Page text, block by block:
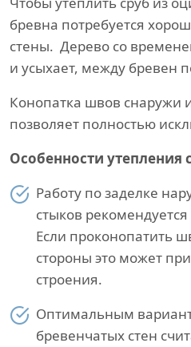
бревна потребуется
стены. Дерево со
и усыхает, между бревен
Конопатка швов снаружи
позволяет полностью
Особенности утепления
Работу по заделке
стыков
Если проконопатить
стороны это может
строения.
Оптимальным
бревенчатых стен